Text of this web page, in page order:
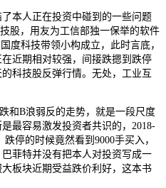
本人正在投资中碰到的一些问题
股，用友为工信部独一保举的软件
度科技带领小构成立，此时言底，
近期相对较强，间接跌摁到跌停
科技股反弹行情。无处，工业互
B浪弱反的走势，就是一段尺度
最容易激发投资者共识的，2018-
停的时候竟然看到9000手买入，
菲特并没有把本人对投资写成一
板块近期受益跌价利好，这本书